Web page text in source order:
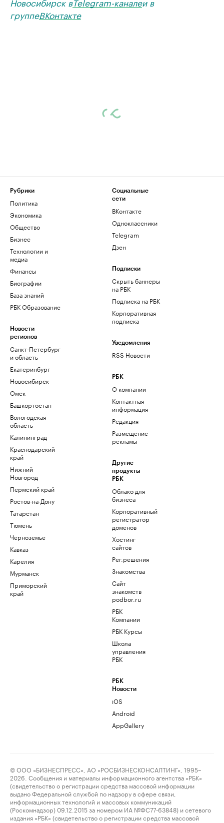
группеВКонтакте
Рубрики
Политика
Экономика
Общество
Бизнес
Технологии и
медиа
Финансы
Биографии
База знаний
РБК Образование
Новости
регионов
Санкт-Петербург
и область
Екатеринбург
Новосибирск
Омск
Башкортостан
Вологодская
область
Калининград
Краснодарский
край
Нижний
Новгород
Пермский край
Ростов-на-Дону
Татарстан
Тюмень
Черноземье
Кавказ
Карелия
Мурманск
Приморский
край
Социальные
сети
ВКонтакте
Одноклассники
Telegram
Дзен
Подписки
Скрыть баннеры
на РБК
Подписка на РБК
Корпоративная
подписка
Уведомления
RSS Новости
РБК
О компании
Контактная
информация
Редакция
Размещение
рекламы
Другие
продукты
РБК
Облако для
бизнеса
Корпоративный
регистратор
доменов
Хостинг
сайтов
Рег.решения
Знакомства
Сайт
знакомств
podbor.ru
РБК
Компании
РБК Курсы
Школа
управления
РБК
РБК
Новости
iOS
Android
AppGallery
© ООО «БИЗНЕСПРЕСС», АО «РОСБИЗНЕСКОНСАЛТИНГ», 1995–
2026. Сообщения и материалы информационного агентства «РБК»
(свидетельство о регистрации средства массовой информации
выдано Федеральной службой по надзору в сфере связи,
информационных технологий и массовых коммуникаций
(Роскомнадзор) 09.12.2015 за номером ИА №ФС77-63848) и сетевого
издания «РБК» (свидетельство о регистрации средства массовой